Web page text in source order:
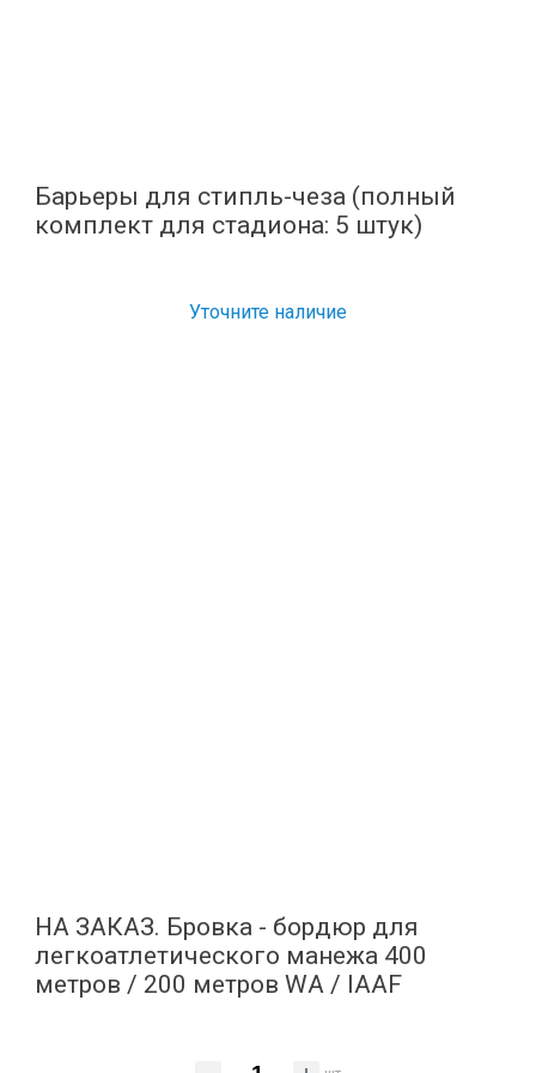
Барьеры для стипль-чеза (полный
комплект для стадиона: 5 штук)
Уточните наличие
НА ЗАКАЗ. Бровка - бордюр для
легкоатлетического манежа 400
метров / 200 метров WA / IAAF